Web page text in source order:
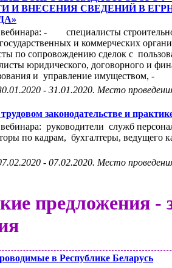
И ВНЕСЕНИЯ СВЕДЕНИЙ В
вебинара: - специалисты
и коммерческих
сопровождению сделок с
юридического, договорного и
и управление имуществом, -
- 31.01.2020. Место
законодательстве и
вебинара: руководители служб
по кадрам, бухгалтеры, ведущего
- 07.02.2020. Место
предложения -
в Республике Беларусь